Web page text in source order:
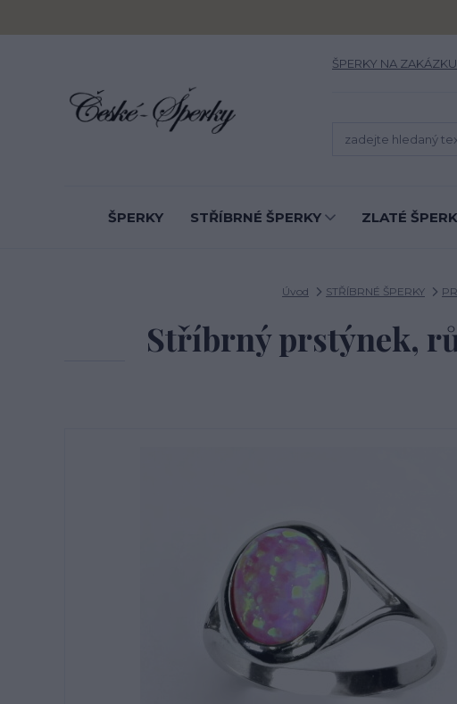
ŠPERKY NA ZAKÁZKU
ŠPERKY STŘÍBRNÉ ŠPERKY ZLATÉ
Úvod STŘÍBRNÉ ŠPERKY
Stříbrný prstýnek,